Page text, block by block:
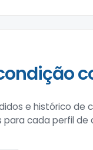
e histórico de
cada perfil de